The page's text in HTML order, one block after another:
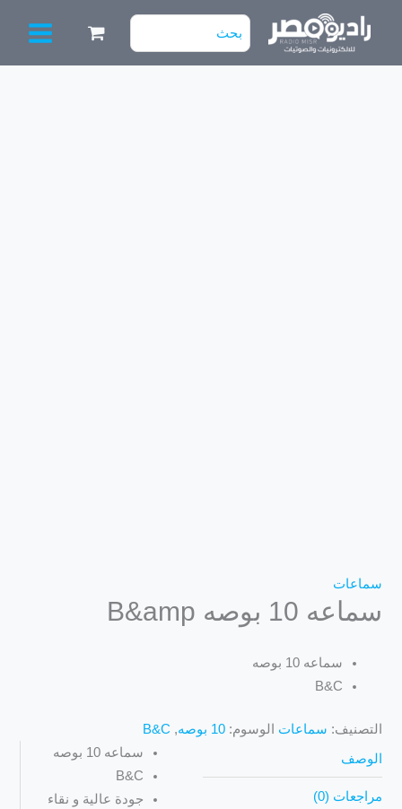
البحث
عن:
سماعات
سماعه 10 بوصه B&amp
سماعه 10 بوصه
B&C
التصنيف: سماعات الوسوم:10 بوصه ,
B&C
الوصف
مراجعات (0)
سماعه 10 بوصه
B&C
جودة عالية و نقاء